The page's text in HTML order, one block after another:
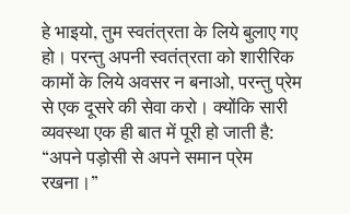
हे भाइयो, तुम स्वतंत्रता के लिये बुलाए गए
हो। परन्तु अपनी स्वतंत्रता को शारीरिक
कामों के लिये अवसर न बनाओ, परन्तु प्रेम
से एक दूसरे की सेवा करो। क्योंकि सारी
व्यवस्था एक ही बात में पूरी हो जाती है:
“अपने पड़ोसी से अपने समान प्रेम
रखना।”